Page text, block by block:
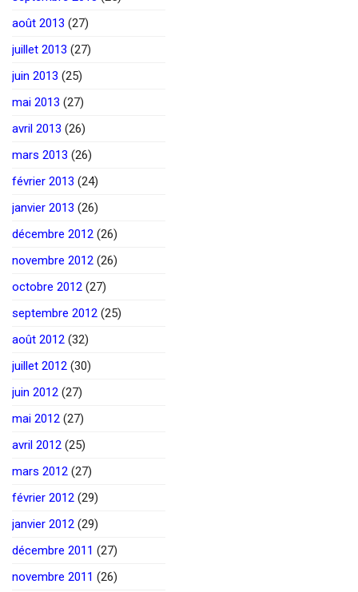
août 2013 (27)
juillet 2013 (27)
juin 2013 (25)
mai 2013 (27)
avril 2013 (26)
mars 2013 (26)
février 2013 (24)
janvier 2013 (26)
décembre 2012 (26)
novembre 2012 (26)
octobre 2012 (27)
septembre 2012 (25)
août 2012 (32)
juillet 2012 (30)
juin 2012 (27)
mai 2012 (27)
avril 2012 (25)
mars 2012 (27)
février 2012 (29)
janvier 2012 (29)
décembre 2011 (27)
novembre 2011 (26)